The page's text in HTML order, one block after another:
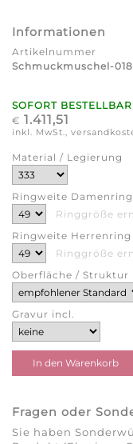
Informationen
Artikelnummer
Schmuckmuschel-
SOFORT
€ 1.411,51
inkl. MwSt.,
Material / Legierung
Ringweite Damenring
Ringgröße
Ringweite Herrenring
Ringgröße
Oberfläche / Struktur
Gravur incl.
Fragen oder
Sie haben